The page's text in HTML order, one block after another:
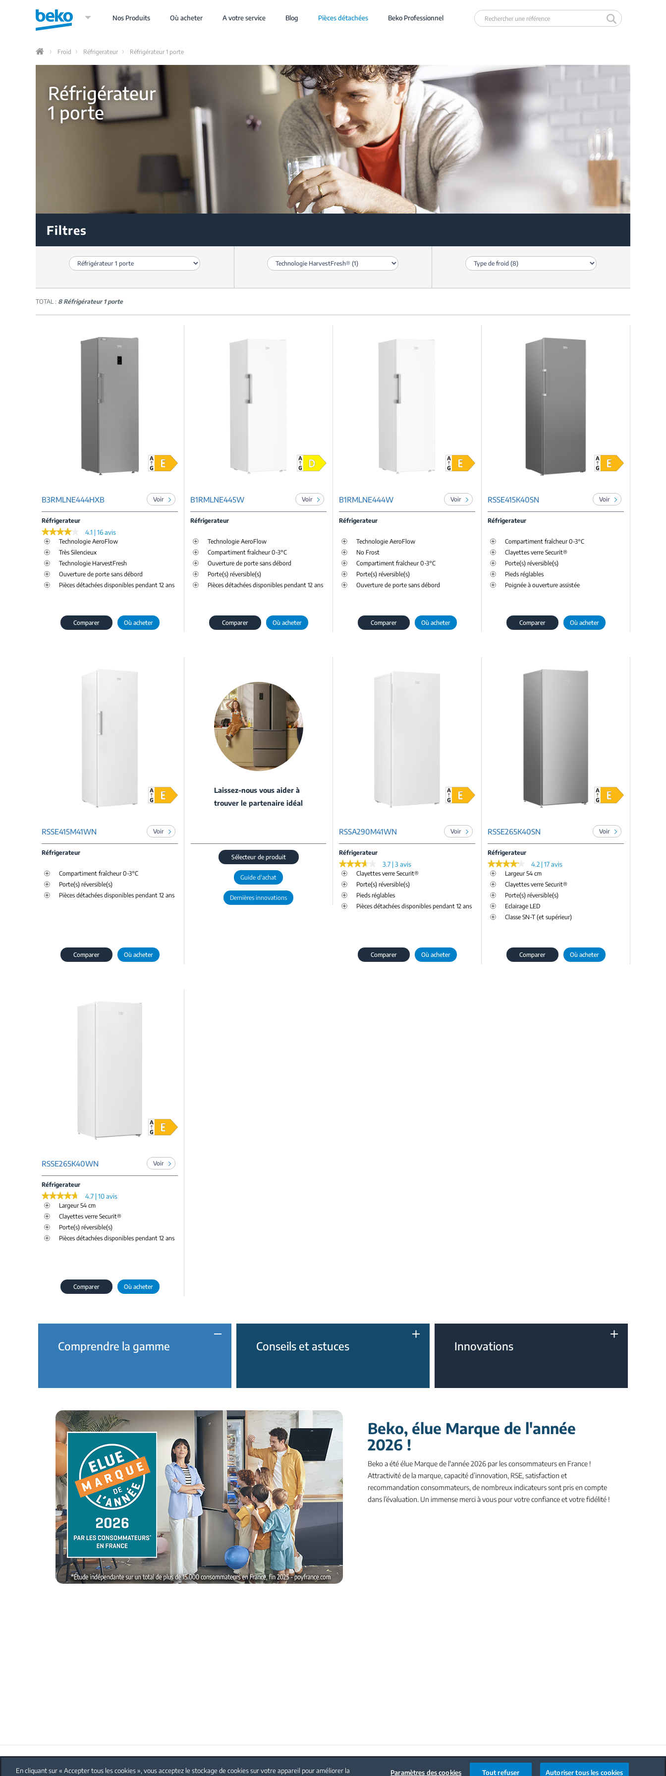
Nos Produits Où acheter A votre service Blog Pièces détachées Beko Professionnel
Home
Froid Réfrigerateur Réfrigérateur 1 porte
Réfrigérateur
1 porte
Filtres
TOTAL : 8 Réfrigérateur 1 porte
B3RMLNE444HXB Voir
Réfrigerateur
★★★★★
★★★★★ 4.1 | 16 avis
Technologie AeroFlow
Très Silencieux
Technologie HarvestFresh
Ouverture de porte sans débord
Pièces détachées disponibles pendant 12 ans
Comparer Où acheter
B1RMLNE445W Voir
Réfrigerateur
Technologie AeroFlow
Compartiment fraîcheur 0-3°C
Ouverture de porte sans débord
Porte(s) réversible(s)
Pièces détachées disponibles pendant 12 ans
Comparer Où acheter
B1RMLNE444W Voir
Réfrigerateur
Technologie AeroFlow
No Frost
Compartiment fraîcheur 0-3°C
Porte(s) réversible(s)
Ouverture de porte sans débord
Comparer Où acheter
RSSE415K40SN Voir
Réfrigerateur
Compartiment fraîcheur 0-3°C
Clayettes verre Securit®
Porte(s) réversible(s)
Pieds réglables
Poignée à ouverture assistée
Comparer Où acheter
RSSE415M41WN Voir
Réfrigerateur
Compartiment fraîcheur 0-3°C
Porte(s) réversible(s)
Pièces détachées disponibles pendant 12 ans
Comparer Où acheter
Laissez-nous vous aider à
trouver le partenaire idéal
Sélecteur de produit
Guide d'achat
Dernières innovations
RSSA290M41WN Voir
Réfrigerateur
★★★★★
★★★★★ 3.7 | 3 avis
Clayettes verre Securit®
Porte(s) réversible(s)
Pieds réglables
Pièces détachées disponibles pendant 12 ans
Comparer Où acheter
RSSE265K40SN Voir
Réfrigerateur
★★★★★
★★★★★ 4.2 | 17 avis
Largeur 54 cm
Clayettes verre Securit®
Porte(s) réversible(s)
Eclairage LED
Classe SN-T (et supérieur)
Comparer Où acheter
RSSE265K40WN Voir
Réfrigerateur
★★★★★
★★★★★ 4.7 | 10 avis
Largeur 54 cm
Clayettes verre Securit®
Porte(s) réversible(s)
Pièces détachées disponibles pendant 12 ans
Comparer Où acheter
Comprendre la gamme Conseils et astuces Innovations
Beko, élue Marque de l'année
2026 !
Beko a été élue Marque de l'année 2026 par les consommateurs en France !
Attractivité de la marque, capacité d’innovation, RSE, satisfaction et
recommandation consommateurs, de nombreux indicateurs sont pris en compte
dans l’évaluation. Un immense merci à vous pour votre confiance et votre fidélité !
Code de conduite
En cliquant sur « Accepter tous les cookies », vous acceptez le stockage de cookies sur votre appareil pour améliorer la Paramètres des cookies Tout refuser Autoriser tous les cookies